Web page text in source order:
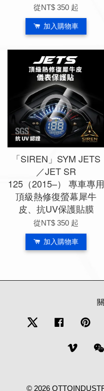
從NT$ 350 起
加入購物車
「SIREN」SYM JETS
／JET SR
125（2015–） 專車專用
頂級熱修復螢幕犀牛
皮、抗UV保護貼膜
從NT$ 350 起
加入購物車
Twitter Facebook
Vimeo
© 2026